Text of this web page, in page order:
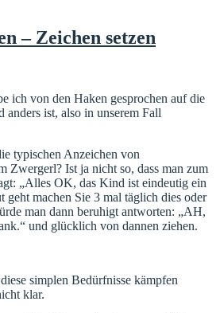
– Zeichen setzen
ich von den Haken gesprochen auf die
ist, also in unserem Fall
typischen Anzeichen von
Zwergerl? Ist ja nicht so, dass man zum
„Alles OK, das Kind ist eindeutig ein
machen Sie 3 mal täglich dies oder
man dann beruhigt antworten: „AH,
und glücklich von dannen ziehen.
simplen Bedürfnisse kämpfen
klar.